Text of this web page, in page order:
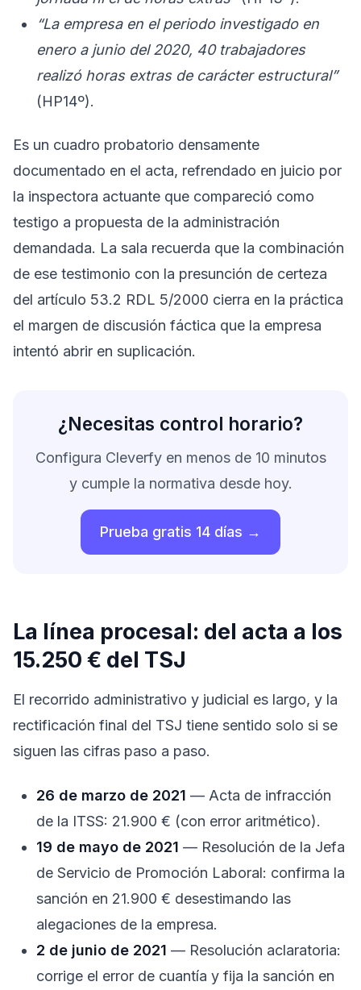
“La empresa en el periodo investigado en
enero a junio del 2020, 40 trabajadores
realizó horas extras de carácter estructural”
(HP14º).
Es un cuadro probatorio densamente
documentado en el acta, refrendado en juicio por
la inspectora actuante que compareció como
testigo a propuesta de la administración
demandada. La sala recuerda que la combinación
de ese testimonio con la presunción de certeza
del artículo 53.2 RDL 5/2000 cierra en la práctica
el margen de discusión fáctica que la empresa
intentó abrir en suplicación.
¿Necesitas control horario?
Configura Cleverfy en menos de 10 minutos
y cumple la normativa desde hoy.
Prueba gratis 14 días →
La línea procesal: del acta a los
15.250 € del TSJ
El recorrido administrativo y judicial es largo, y la
rectificación final del TSJ tiene sentido solo si se
siguen las cifras paso a paso.
26 de marzo de 2021 — Acta de infracción
de la ITSS: 21.900 € (con error aritmético).
19 de mayo de 2021 — Resolución de la Jefa
de Servicio de Promoción Laboral: confirma la
sanción en 21.900 € desestimando las
alegaciones de la empresa.
2 de junio de 2021 — Resolución aclaratoria:
corrige el error de cuantía y fija la sanción en